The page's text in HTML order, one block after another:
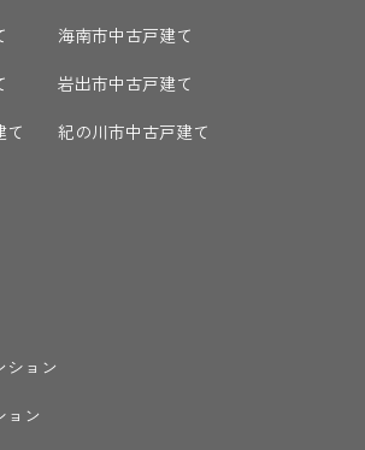
て
海南市中古戸建て
岩出市中古戸建て
紀の川市中古戸建て
ション
ョン